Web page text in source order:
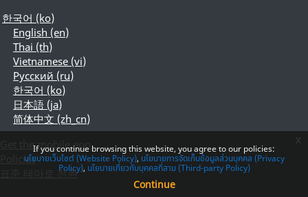
한국어 ‎(ko)‎
English ‎(en)‎
Thai ‎(th)‎
Vietnamese ‎(vi)‎
Русский ‎(ru)‎
한국어 ‎(ko)‎
日本語 ‎(ja)‎
简体中文 ‎(zh_cn)‎
Get the mobile app
Policies
표준 테마로 전환
If you continue browsing this website, you agree to our policies:
นโยบายเว็บไซต์ (Website Policy) นโยบายการจัดเก็บข้อมูลส่วนบุคคล (Privacy
Policy) นโยบายเกี่ยวกับบุคคลที่สาม (Third-party Policy)
Continue
x